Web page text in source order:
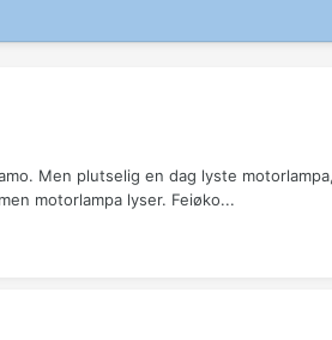
Men plutselig en dag lyste
motorlampa lyser. Feiøko...